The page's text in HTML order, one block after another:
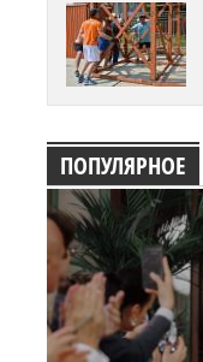
ПОПУЛЯРНОЕ